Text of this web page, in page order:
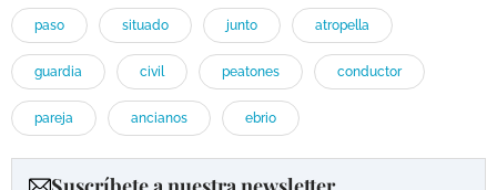
paso situado junto atropella
guardia civil peatones conductor
pareja ancianos ebrio